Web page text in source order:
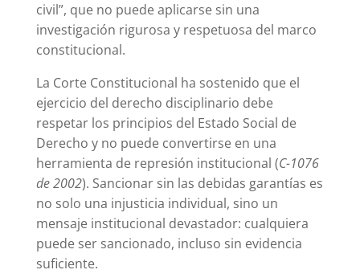
civil”, que no puede aplicarse sin una
investigación rigurosa y respetuosa del marco
constitucional.
La Corte Constitucional ha sostenido que el
ejercicio del derecho disciplinario debe
respetar los principios del Estado Social de
Derecho y no puede convertirse en una
herramienta de represión institucional (C-1076
de 2002). Sancionar sin las debidas garantías es
no solo una injusticia individual, sino un
mensaje institucional devastador: cualquiera
puede ser sancionado, incluso sin evidencia
suficiente.